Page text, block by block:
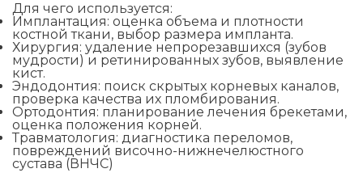
Для чего используется:
Имплантация: оценка объема и плотности
костной ткани, выбор размера импланта.
Хирургия: удаление непрорезавшихся (зубов
мудрости) и ретинированных зубов, выявление
кист.
Эндодонтия: поиск скрытых корневых каналов,
проверка качества их пломбирования.
Ортодонтия: планирование лечения брекетами,
оценка положения корней.
Травматология: диагностика переломов,
повреждений височно-нижнечелюстного
сустава (ВНЧС)